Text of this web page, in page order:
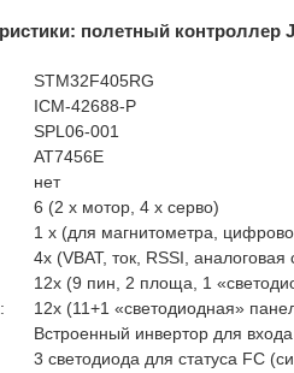
полетный контроллер
STM32F405RG
ICM-42688-P
SPL06-001
AT7456E
нет
6 (2 x мотор, 4 x серво)
1 x (для магнитометра,
4x (VBAT, ток, RSSI, аналоговая
12x (9 пин, 2 площа, 1
12x (11+1 «светодиодная»
Встроенный инвертор для
3 светодиода для статуса FC